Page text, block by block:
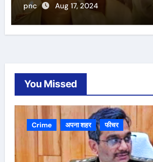
pnc Aug 17, 2024
You Missed
Crime अपना शहर फीचर